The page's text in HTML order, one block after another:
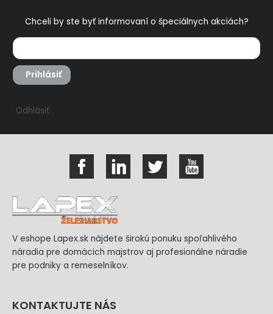
Chceli by ste byť informovaní o špeciálnych akciách?
Prihlásiť
Odhlásiť
V eshope Lapex.sk nájdete širokú ponuku spoľahlivého
náradia pre domácich majstrov aj profesionálne náradie
pre podniky a remeselníkov.
KONTAKTUJTE NÁS